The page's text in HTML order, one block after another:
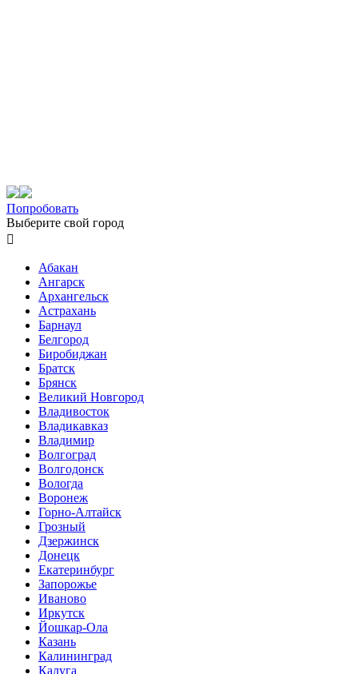
Попробовать
Выберите свой город

Абакан
Ангарск
Архангельск
Астрахань
Барнаул
Белгород
Биробиджан
Братск
Брянск
Великий Новгород
Владивосток
Владикавказ
Владимир
Волгоград
Волгодонск
Вологда
Воронеж
Горно-Алтайск
Грозный
Дзержинск
Донецк
Екатеринбург
Запорожье
Иваново
Иркутск
Йошкар-Ола
Казань
Калининград
Калуга